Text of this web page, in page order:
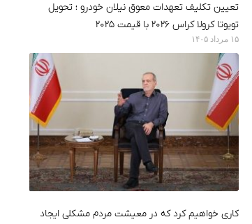
تعیین تکلیف تعهدات معوق نیلان خودرو ؛ تحویل
تویوتا کرولا کراس ۲۰۲۶ با قیمت ۲۰۲۵
۱۵ مرداد ۱۴۰۵
کاری خواهیم کرد که در معیشت مردم مشکلی ایجاد